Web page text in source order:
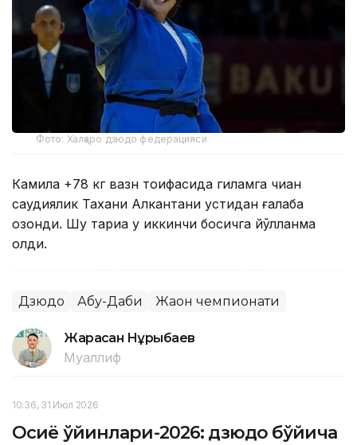
Фото: Халқаро дзюдо федерацияси
Камила +78 кг вазн тоифасида гиламга чиққан
саудиялик Тахани Алкантани устидан ғалаба
қозонди. Шу тариқа у иккинчи босқичга йўлланма
олди.
Дзюдо Абу-Даби Жаҳон чемпионати
Жарасқан Нұрыбаев
Муаллиф
10:36, 31 Июл 2026
Осиё ўйинлари-2026: дзюдо бўйича